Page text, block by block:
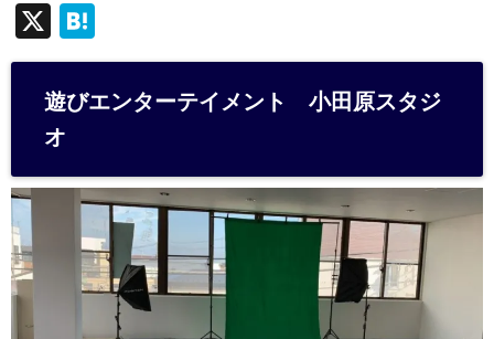
X
at
e
遊びエンターテイメント 小田原スタジ
オ